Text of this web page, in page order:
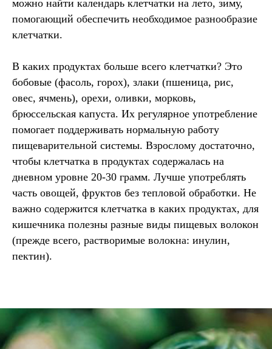
можно найти календарь клетчатки на лето, зиму,
помогающий обеспечить необходимое разнообразие
клетчатки.
В каких продуктах больше всего клетчатки? Это
бобовые (фасоль, горох), злаки (пшеница, рис,
овес, ячмень), орехи, оливки, морковь,
брюссельская капуста. Их регулярное употребление
помогает поддерживать нормальную работу
пищеварительной системы. Взрослому достаточно,
чтобы клетчатка в продуктах содержалась на
дневном уровне 20-30 грамм. Лучше употреблять
часть овощей, фруктов без тепловой обработки. Не
важно содержится клетчатка в каких продуктах, для
кишечника полезны разные виды пищевых волокон
(прежде всего, растворимые волокна: инулин,
пектин).